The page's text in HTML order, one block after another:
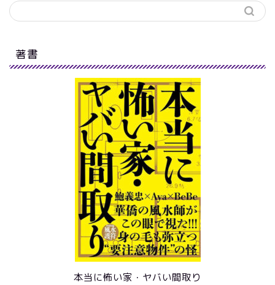
著書
本当に怖い家・ヤバい間取り